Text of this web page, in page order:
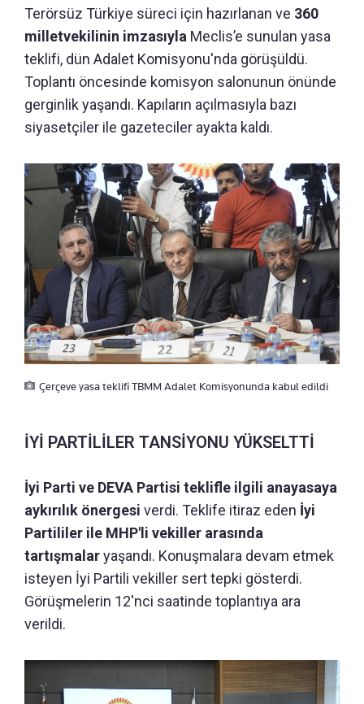
Terörsüz Türkiye süreci için hazırlanan ve 360
milletvekilinin imzasıyla Meclis’e sunulan yasa
teklifi, dün Adalet Komisyonu'nda görüşüldü.
Toplantı öncesinde komisyon salonunun önünde
gerginlik yaşandı. Kapıların açılmasıyla bazı
siyasetçiler ile gazeteciler ayakta kaldı.
Çerçeve yasa teklifi TBMM Adalet Komisyonunda kabul edildi
İYİ PARTİLİLER TANSİYONU YÜKSELTTİ
İyi Parti ve DEVA Partisi teklifle ilgili anayasaya
aykırılık önergesi verdi. Teklife itiraz eden İyi
Partililer ile MHP'li vekiller arasında
tartışmalaryaşandı. Konuşmalara devam etmek
isteyen İyi Partili vekiller sert tepki gösterdi.
Görüşmelerin 12'nci saatinde toplantıya ara
verildi.